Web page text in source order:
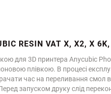
RESIN VAT X, X2, X
для 3D принтера Anycubic
плівкою. В процесі
час на переливання
запуском друку слід